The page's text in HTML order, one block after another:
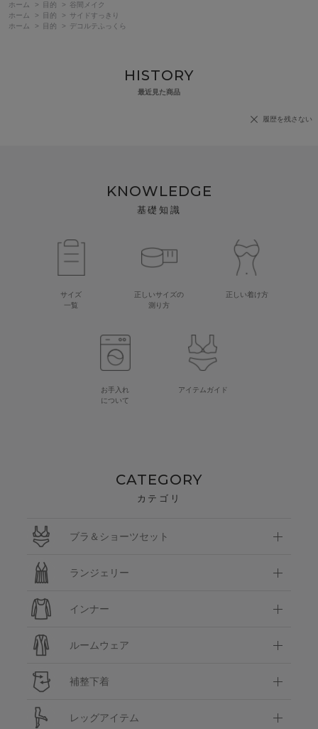
ホーム
> 目的 >
谷間メイク
ホーム
> 目的 >
サイドすっきり
ホーム
> 目的 > デコルテふっくら
HISTORY
最近見た商品
履歴を残さない
KNOWLEDGE
基礎知識
サイズ
一覧
正しいサイズの
測り方
正しい着け方
お手入れ
について
アイテムガイド
CATEGORY
カテゴリ
ブラ＆ショーツセット
ランジェリー
インナー
ルームウェア
補整下着
レッグアイテム